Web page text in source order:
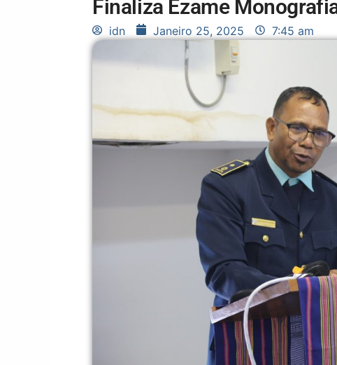
Finaliza Ezame
idn Janeiro 25, 2025 7:45 am